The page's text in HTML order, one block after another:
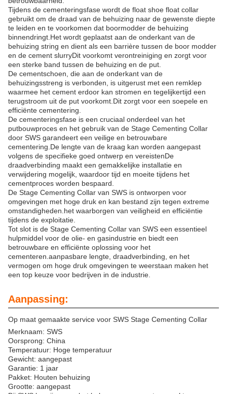
Tijdens de cementeringsfase wordt de float shoe float collar
gebruikt om de draad van de behuizing naar de gewenste diepte
te leiden en te voorkomen dat boormodder de behuizing
binnendringt.Het wordt geplaatst aan de onderkant van de
behuizing string en dient als een barrière tussen de boor modder
en de cement slurryDit voorkomt verontreiniging en zorgt voor
een sterke band tussen de behuizing en de put.
De cementschoen, die aan de onderkant van de
behuizingsstreng is verbonden, is uitgerust met een remklep
waarmee het cement erdoor kan stromen en tegelijkertijd een
terugstroom uit de put voorkomt.Dit zorgt voor een soepele en
efficiënte cementering.
De cementeringsfase is een cruciaal onderdeel van het
putbouwproces en het gebruik van de Stage Cementing Collar
door SWS garandeert een veilige en betrouwbare
cementering.De lengte van de kraag kan worden aangepast
volgens de specifieke goed ontwerp en vereistenDe
draadverbinding maakt een gemakkelijke installatie en
verwijdering mogelijk, waardoor tijd en moeite tijdens het
cementproces worden bespaard.
De Stage Cementing Collar van SWS is ontworpen voor
omgevingen met hoge druk en kan bestand zijn tegen extreme
omstandigheden.het waarborgen van veiligheid en efficiëntie
tijdens de exploitatie.
Tot slot is de Stage Cementing Collar van SWS een essentieel
hulpmiddel voor de olie- en gasindustrie en biedt een
betrouwbare en efficiënte oplossing voor het
cementeren.aanpasbare lengte, draadverbinding, en het
vermogen om hoge druk omgevingen te weerstaan maken het
een top keuze voor bedrijven in de industrie.
Aanpassing:
Op maat gemaakte service voor SWS Stage Cementing Collar
Merknaam: SWS
Oorsprong: China
Temperatuur: Hoge temperatuur
Gewicht: aangepast
Garantie: 1 jaar
Pakket: Houten behuizing
Grootte: aangepast